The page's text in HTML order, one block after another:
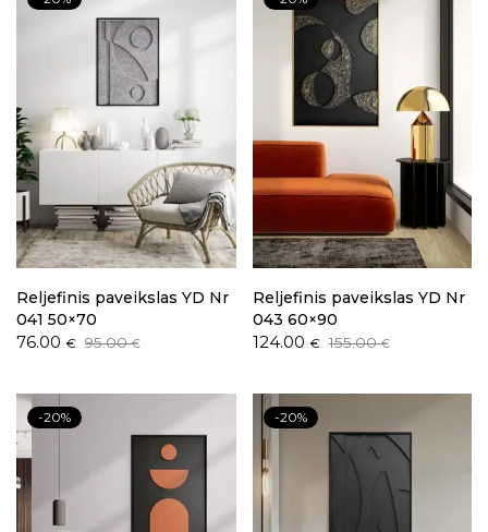
Reljefinis paveikslas YD Nr
041 50×70
95.00€
Original
95.00 €.
76.00 €
Current
76.00 €.
Reljefinis paveikslas YD Nr
043 60×90
155.00€
Original
155.00 €.
124.00 €
Current
124.00 €.
-20% -20%